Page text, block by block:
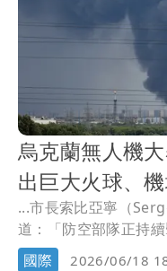
烏克蘭無人機
出巨大火球、
...市長索比亞寧（
道：「防空部隊正持
國際
2026/06/18